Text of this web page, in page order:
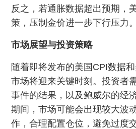
反之，若通胀数据超出预期，
策，压制金价进一步下行压力。
市场展望与投资策略
随着即将发布的美国CPI数据
市场将迎来关键时刻。投资者
事件的结果，以及鲍威尔的经
期间，市场可能会出现较大波
作，合理配置仓位，避免过度交